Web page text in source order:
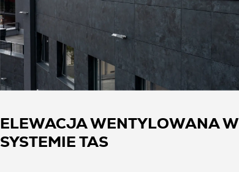
ELEWACJA WENTYLOWANA W
SYSTEMIE TAS